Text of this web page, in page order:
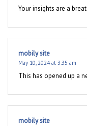
Your insights are a
mobily site
May 10, 2024 at 3:35 am
This has opened up a
mobily site